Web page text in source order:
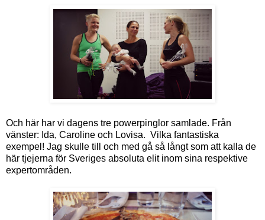
Och här har vi dagens tre powerpinglor samlade. Från
vänster: Ida, Caroline och Lovisa. Vilka fantastiska
exempel! Jag skulle till och med gå så långt som att kalla de
här tjejerna för Sveriges absoluta elit inom sina respektive
expertområden.